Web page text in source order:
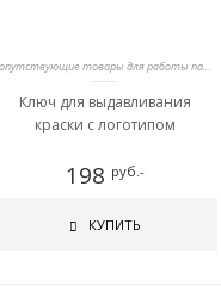
Сопутствующие товары для работы парикмахеров
Ключ для выдавливания
краски с логотипом
198 руб.-
КУПИТЬ